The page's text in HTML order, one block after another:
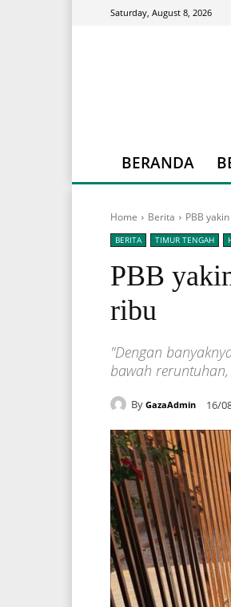
Saturday, August 8, 2026
BERANDA
Home Berita PBB
BERITA TIMUR TENGAH
PBB
ribu
"Dengan
bawah
By GazaAdmin 16/